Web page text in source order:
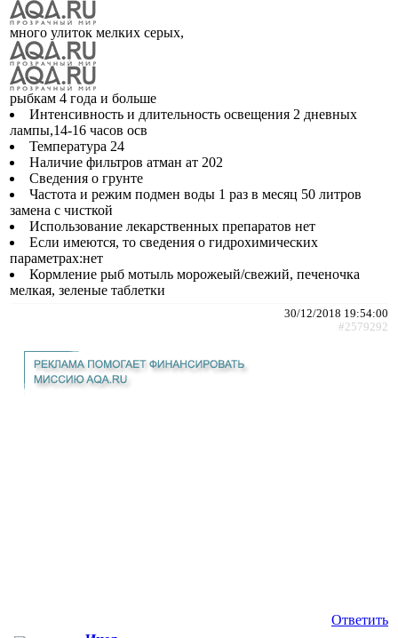
много улиток мелких серых,
рыбкам 4 года и больше
Интенсивность и длительность освещения 2 дневных
лампы,14-16 часов осв
Температура 24
Наличие фильтров атман ат 202
Сведения о грунте
Частота и режим подмен воды 1 раз в месяц 50 литров
замена с чисткой
Использование лекарственных препаратов нет
Если имеются, то сведения о гидрохимических
параметрах:нет
Кормление рыб мотыль морожеый/свежий, печеночка
мелкая, зеленые таблетки
30/12/2018 19:54:00
#2579292
Ответить